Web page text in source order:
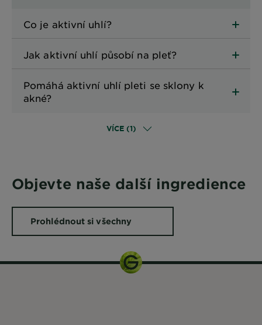
Co je aktivní uhlí?
Jak aktivní uhlí působí na pleť?
Pomáhá aktivní uhlí pleti se sklony k
akné?
VÍCE (1)
Objevte naše další ingredience
Prohlédnout si všechny